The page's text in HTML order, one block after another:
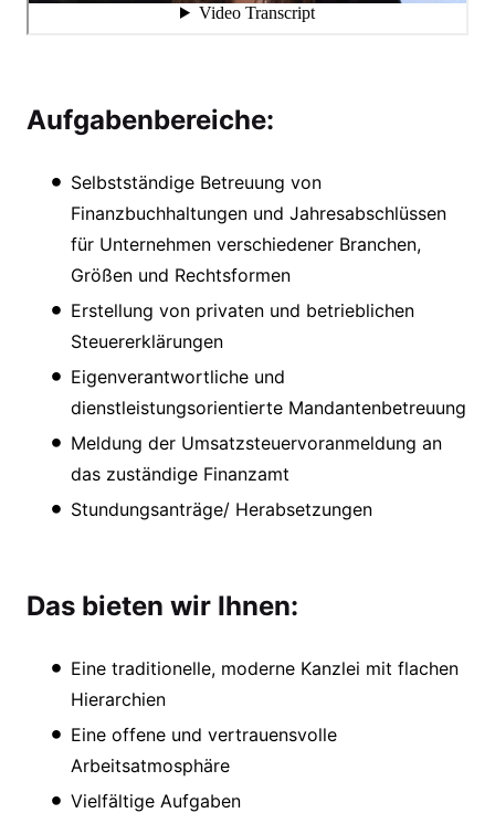
Aufgabenbereiche:
Selbstständige Betreuung von
Finanzbuchhaltungen und Jahresabschlüssen
für Unternehmen verschiedener Branchen,
Größen und Rechtsformen
Erstellung von privaten und betrieblichen
Steuererklärungen
Eigenverantwortliche und
dienstleistungsorientierte Mandantenbetreuung
Meldung der Umsatzsteuervoranmeldung an
das zuständige Finanzamt
Stundungsanträge/ Herabsetzungen
Das bieten wir Ihnen:
Eine traditionelle, moderne Kanzlei mit flachen
Hierarchien
Eine offene und vertrauensvolle
Arbeitsatmosphäre
Vielfältige Aufgaben